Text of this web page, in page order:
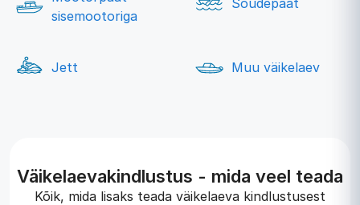
sisemootoriga
Jett Muu väikelaev
Väikelaevakindlustus - mida veel teada
Kõik, mida lisaks teada väikelaeva kindlustusest